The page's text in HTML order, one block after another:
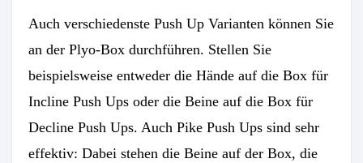
Auch verschiedenste Push Up Varianten können Sie
an der Plyo-Box durchführen. Stellen Sie
beispielsweise entweder die Hände auf die Box für
Incline Push Ups oder die Beine auf die Box für
Decline Push Ups. Auch Pike Push Ups sind sehr
effektiv: Dabei stehen die Beine auf der Box, die